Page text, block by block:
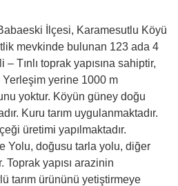
İlçesi, Karamesutlu Köyü
mevkinde bulunan 123 ada 4
Tınlı toprak yapısına sahiptir,
Yerleşim yerine 1000 m
yoktur. Köyün güney doğu
Kuru tarım uygulanmaktadır.
üretimi yapılmaktadır.
Yolu, doğusu tarla yolu, diğer
yapısı arazinin
tarım ürününü yetiştirmeye